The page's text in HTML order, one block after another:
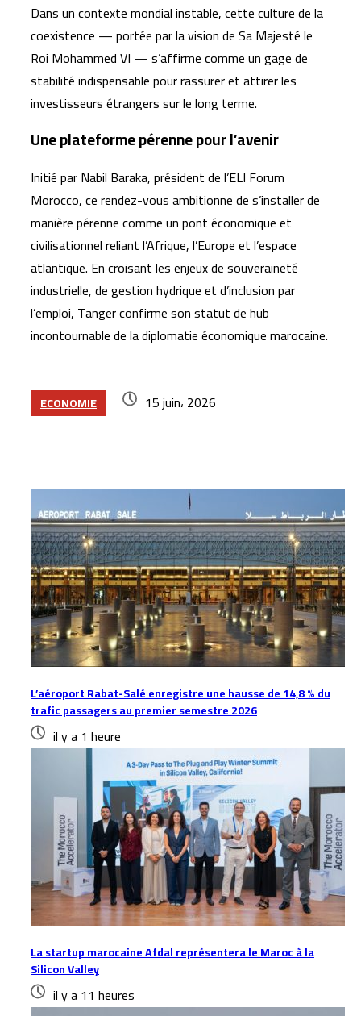
Dans un contexte mondial instable, cette culture de la
coexistence — portée par la vision de Sa Majesté le
Roi Mohammed VI — s’affirme comme un gage de
stabilité indispensable pour rassurer et attirer les
investisseurs étrangers sur le long terme.
Une plateforme pérenne pour l’avenir
Initié par Nabil Baraka, président de l’ELI Forum
Morocco, ce rendez-vous ambitionne de s’installer de
manière pérenne comme un pont économique et
civilisationnel reliant l’Afrique, l’Europe et l’espace
atlantique. En croisant les enjeux de souveraineté
industrielle, de gestion hydrique et d’inclusion par
l’emploi, Tanger confirme son statut de hub
incontournable de la diplomatie économique marocaine.
ECONOMIE 15 juin، 2026
L’aéroport Rabat-Salé enregistre une hausse de 14,8 % du
trafic passagers au premier semestre 2026
il y a 1 heure
La startup marocaine Afdal représentera le Maroc à la
Silicon Valley
il y a 11 heures